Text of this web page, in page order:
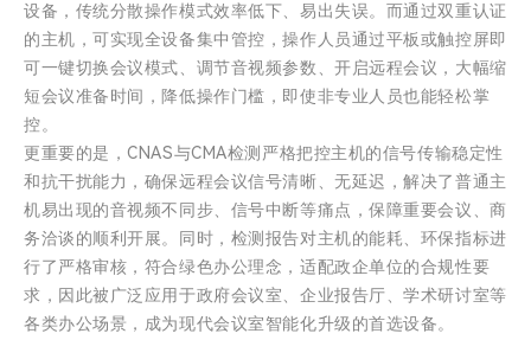
设备，传统分散操作模式效率低下、易出失误。而通过双重认证
的主机，可实现全设备集中管控，操作人员通过平板或触控屏即
可一键切换会议模式、调节音视频参数、开启远程会议，大幅缩
短会议准备时间，降低操作门槛，即使非专业人员也能轻松掌
控。
更重要的是，CNAS与CMA检测严格把控主机的信号传输稳定性
和抗干扰能力，确保远程会议信号清晰、无延迟，解决了普通主
机易出现的音视频不同步、信号中断等痛点，保障重要会议、商
务洽谈的顺利开展。同时，检测报告对主机的能耗、环保指标进
行了严格审核，符合绿色办公理念，适配政企单位的合规性要
求，因此被广泛应用于政府会议室、企业报告厅、学术研讨室等
各类办公场景，成为现代会议室智能化升级的首选设备。